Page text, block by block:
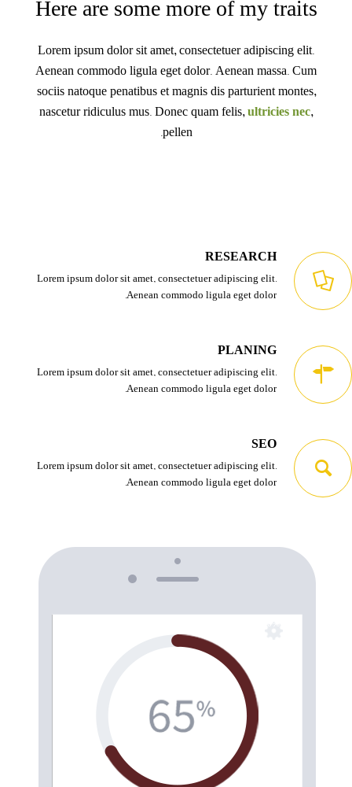
Here are some more of my traits
Lorem ipsum dolor sit amet, consectetuer adipiscing elit.
Aenean commodo ligula eget dolor. Aenean massa. Cum
sociis natoque penatibus et magnis dis parturient montes,
nascetur ridiculus mus. Donec quam felis,ultricies nec,
pellen.
RESEARCH
Lorem ipsum dolor sit amet, consectetuer adipiscing elit.
Aenean commodo ligula eget dolor.
PLANING
Lorem ipsum dolor sit amet, consectetuer adipiscing elit.
Aenean commodo ligula eget dolor.
SEO
Lorem ipsum dolor sit amet, consectetuer adipiscing elit.
Aenean commodo ligula eget dolor.